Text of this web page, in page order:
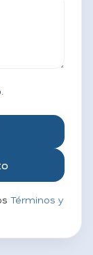
Términos y